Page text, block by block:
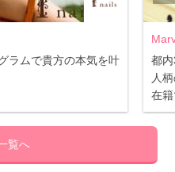
ラムで貴方の本気を叶
都
人
在籍
覧へ